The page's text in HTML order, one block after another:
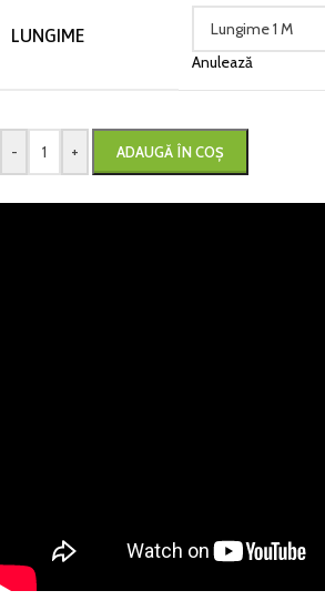
LUNGIME
Anulează
- + ADAUGĂ ÎN COȘ